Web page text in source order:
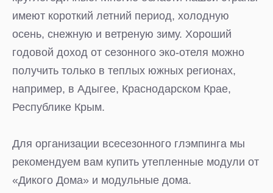
имеют короткий летний период, холодную
осень, снежную и ветреную зиму. Хороший
годовой доход от ‎сезонного эко-отеля можно
получить только в теплых южных регионах,
например, в Адыгее, Краснодарском Крае,
Республике Крым.
Для организации всесезонного глэмпинга мы
рекомендуем вам купить утепленные модули от
«‎Дикого Дома» и модульные дома.